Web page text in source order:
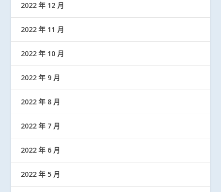
2022 年 12 月
2022 年 11 月
2022 年 10 月
2022 年 9 月
2022 年 8 月
2022 年 7 月
2022 年 6 月
2022 年 5 月